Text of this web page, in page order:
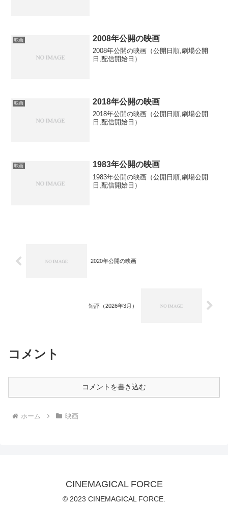
映画 2008年公開の映画
2008年公開の映画（公開日順,劇場公開
日,配信開始日）
映画 2018年公開の映画
2018年公開の映画（公開日順,劇場公開
日,配信開始日）
映画 1983年公開の映画
1983年公開の映画（公開日順,劇場公開
日,配信開始日）
2020年公開の映画
短評（2026年3月）
コメント
コメントを書き込む
ホーム 映画
CINEMAGICAL FORCE
© 2023 CINEMAGICAL FORCE.